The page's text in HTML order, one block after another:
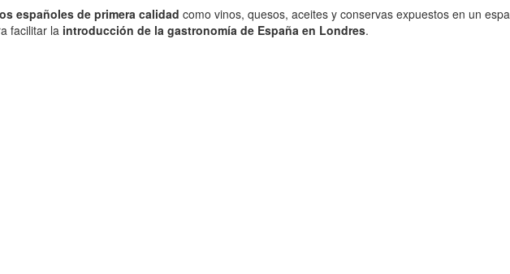
españoles de primera calidad como vinos, quesos, aceites y conservas expuestos en un
facilitar la introducción de la gastronomía de España en Londres.